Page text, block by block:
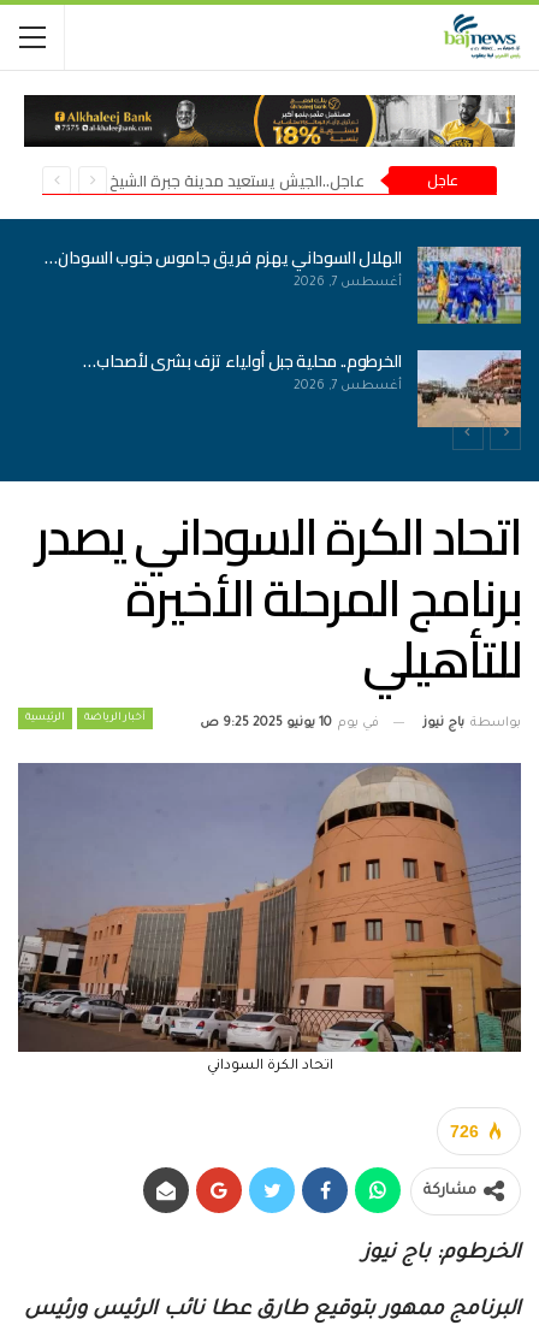
عاجل عاجل..الجيش يستعيد مدينة جبرة الشيخ في شمال كردفان
الهلال السوداني يهزم فريق جاموس جنوب السودان…
أغسطس 7, 2026
الخرطوم.. محلية جبل أولياء تزف بشرى لأصحاب…
أغسطس 7, 2026
اتحاد الكرة السوداني يصدر
برنامج المرحلة الأخيرة
للتأهيلي
أخبار الرياضة الرئيسية بواسطة باج نيوز في يوم 10 يونيو 2025 9:25 ص
اتحاد الكرة السوداني
726
مشاركة
الخرطوم: باج نيوز
البرنامج ممهور بتوقيع طارق عطا نائب الرئيس ورئيس